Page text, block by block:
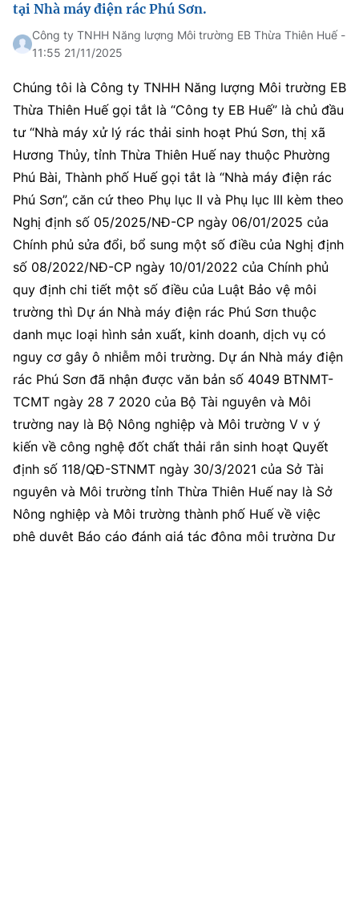
tại Nhà máy điện rác Phú Sơn.
Công ty TNHH Năng lượng Môi trường EB Thừa Thiên Huế -
11:55 21/11/2025
Chúng tôi là Công ty TNHH Năng lượng Môi trường EB
Thừa Thiên Huế gọi tắt là “Công ty EB Huế” là chủ đầu
tư “Nhà máy xử lý rác thải sinh hoạt Phú Sơn, thị xã
Hương Thủy, tỉnh Thừa Thiên Huế nay thuộc Phường
Phú Bài, Thành phố Huế gọi tắt là “Nhà máy điện rác
Phú Sơn”, căn cứ theo Phụ lục II và Phụ lục III kèm theo
Nghị định số 05/2025/NĐ-CP ngày 06/01/2025 của
Chính phủ sửa đổi, bổ sung một số điều của Nghị định
số 08/2022/NĐ-CP ngày 10/01/2022 của Chính phủ
quy định chi tiết một số điều của Luật Bảo vệ môi
trường thì Dự án Nhà máy điện rác Phú Sơn thuộc
danh mục loại hình sản xuất, kinh doanh, dịch vụ có
nguy cơ gây ô nhiễm môi trường. Dự án Nhà máy điện
rác Phú Sơn đã nhận được văn bản số 4049 BTNMT-
TCMT ngày 28 7 2020 của Bộ Tài nguyên và Môi
trường nay là Bộ Nông nghiệp và Môi trường V v ý
kiến về công nghệ đốt chất thải rắn sinh hoạt Quyết
định số 118/QĐ-STNMT ngày 30/3/2021 của Sở Tài
nguyên và Môi trường tỉnh Thừa Thiên Huế nay là Sở
Nông nghiệp và Môi trường thành phố Huế về việc
phê duyệt Báo cáo đánh giá tác động môi trường Dự